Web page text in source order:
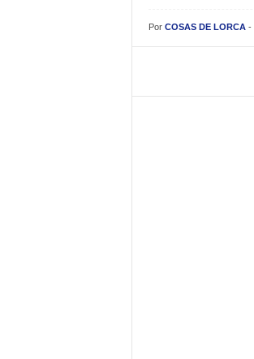
Por COSAS DE LORCA-